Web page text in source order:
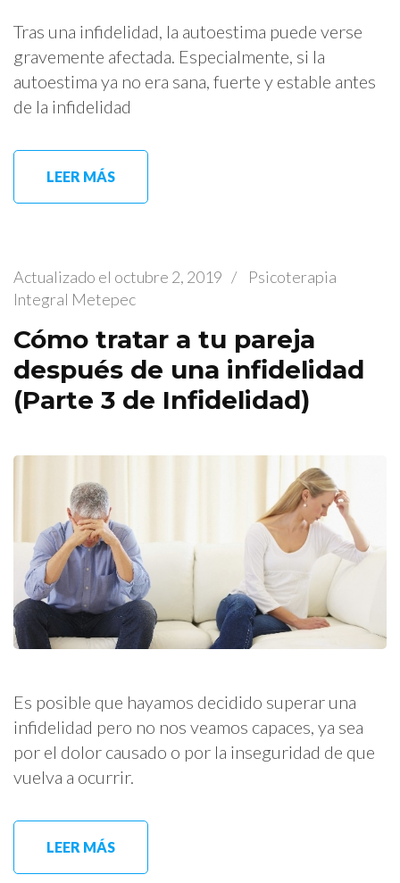
Tras una infidelidad, la autoestima puede verse
gravemente afectada. Especialmente, si la
autoestima ya no era sana, fuerte y estable antes
de la infidelidad
LEER MÁS
Actualizado el octubre 2, 2019 /
Psicoterapia
Integral Metepec
Cómo tratar a tu pareja
después de una infidelidad
(Parte 3 de Infidelidad)
Es posible que hayamos decidido superar una
infidelidad pero no nos veamos capaces, ya sea
por el dolor causado o por la inseguridad de que
vuelva a ocurrir.
LEER MÁS